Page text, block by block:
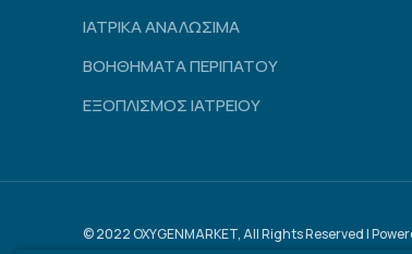
ΙΑΤΡΙΚΑ ΑΝΑΛΩΣΙΜΑ
ΒΟΗΘΗΜΑΤΑ ΠΕΡΙΠΑΤΟΥ
ΕΞΟΠΛΙΣΜΟΣ ΙΑΤΡΕΙΟΥ
© 2022 OXYGENMARKET, All Rights Reserved |